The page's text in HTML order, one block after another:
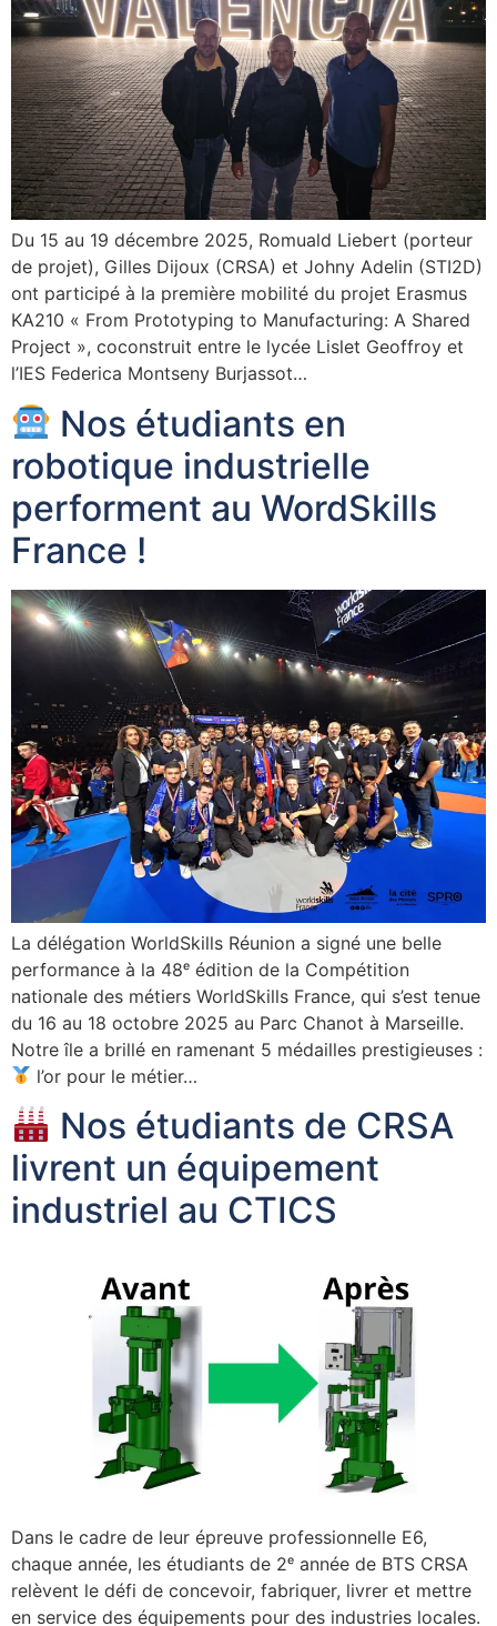
Du 15 au 19 décembre 2025, Romuald Liebert (porteur
de projet), Gilles Dijoux (CRSA) et Johny Adelin (STI2D)
ont participé à la première mobilité du projet Erasmus
KA210 « From Prototyping to Manufacturing: A Shared
Project », coconstruit entre le lycée Lislet Geoffroy et
l’IES Federica Montseny Burjassot…
Nos étudiants en
robotique industrielle
performent au WordSkills
France !
La délégation WorldSkills Réunion a signé une belle
performance à la 48ᵉ édition de la Compétition
nationale des métiers WorldSkills France, qui s’est tenue
du 16 au 18 octobre 2025 au Parc Chanot à Marseille.
Notre île a brillé en ramenant 5 médailles prestigieuses :
l’or pour le métier…
Nos étudiants de CRSA
livrent un équipement
industriel au CTICS
Dans le cadre de leur épreuve professionnelle E6,
chaque année, les étudiants de 2ᵉ année de BTS CRSA
relèvent le défi de concevoir, fabriquer, livrer et mettre
en service des équipements pour des industries locales.